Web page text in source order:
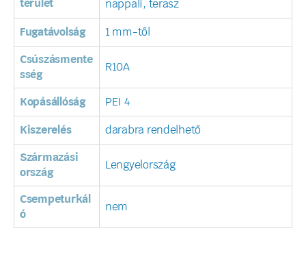
terület
nappali, terasz
Fugatávolság 1 mm-től
Csúszásmente
sség
R10A
Kopásállóság PEI 4
Kiszerelés darabra rendelhető
Származási
ország
Lengyelország
Csempeturkál
ó
nem